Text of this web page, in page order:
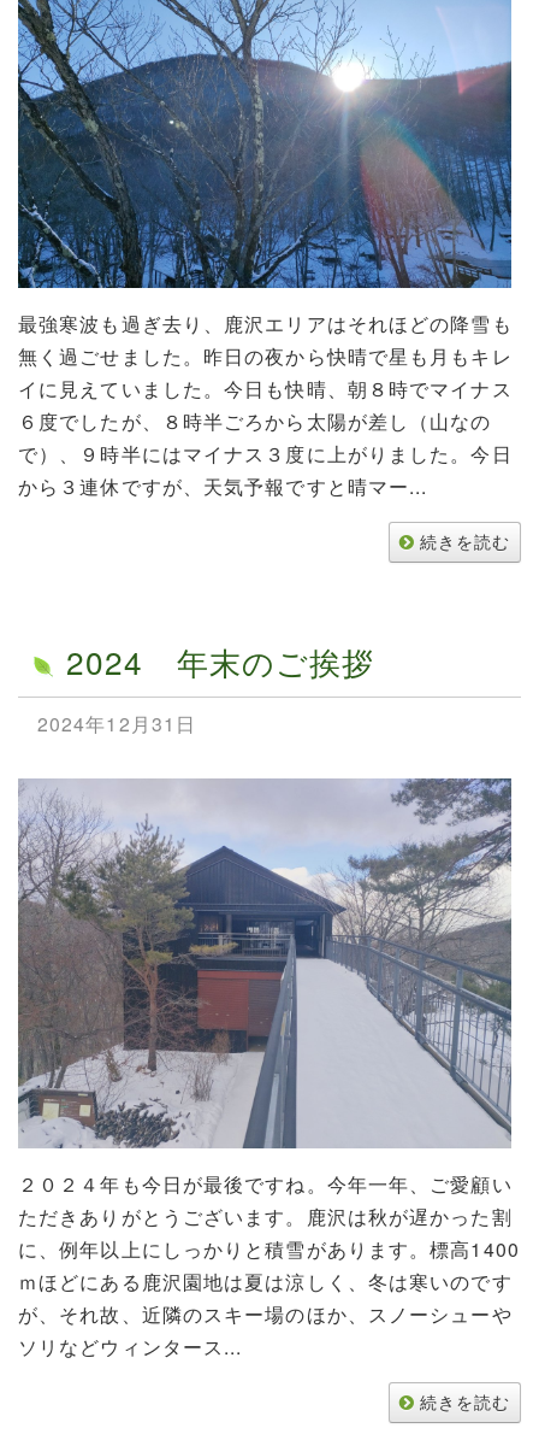
最強寒波も過ぎ去り、鹿沢エリアはそれほどの降雪も
無く過ごせました。昨日の夜から快晴で星も月もキレ
イに見えていました。今日も快晴、朝８時でマイナス
６度でしたが、８時半ごろから太陽が差し（山なの
で）、９時半にはマイナス３度に上がりました。今日
から３連休ですが、天気予報ですと晴マー...
続きを読む
2024 年末のご挨拶
2024年12月31日
２０２４年も今日が最後ですね。今年一年、ご愛顧い
ただきありがとうございます。鹿沢は秋が遅かった割
に、例年以上にしっかりと積雪があります。標高1400
ｍほどにある鹿沢園地は夏は涼しく、冬は寒いのです
が、それ故、近隣のスキー場のほか、スノーシューや
ソリなどウィンタース...
続きを読む